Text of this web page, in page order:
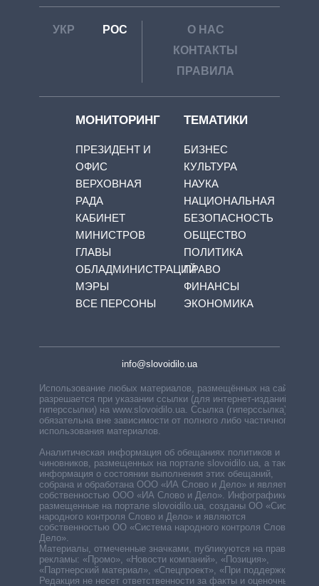
УКР РОС
О НАС
КОНТАКТЫ
ПРАВИЛА
МОНИТОРИНГ
ПРЕЗИДЕНТ И
ОФИС
ВЕРХОВНАЯ
РАДА
КАБИНЕТ
МИНИСТРОВ
ГЛАВЫ
ОБЛАДМИНИСТРАЦИЙ
МЭРЫ
ВСЕ ПЕРСОНЫ
ТЕМАТИКИ
БИЗНЕС
КУЛЬТУРА
НАУКА
НАЦИОНАЛЬНАЯ
БЕЗОПАСНОСТЬ
ОБЩЕСТВО
ПОЛИТИКА
ПРАВО
ФИНАНСЫ
ЭКОНОМИКА
info@slovoidilo.ua
Использование любых материалов, размещённых на сайте,
разрешается при указании ссылки (для интернет-изданий —
гиперссылки) на www.slovoidilo.ua. Ссылка (гиперссылка)
обязательна вне зависимости от полного либо частичного
использования материалов.
Аналитическая информация об обещаниях политиков и
чиновников, размещенных на портале slovoidilo.ua, а также
информация о состоянии выполнения этих обещаний,
собрана и обработана ООО «ИА Слово и Дело» и является
собственностью ООО «ИА Слово и Дело». Инфографики,
размещенные на портале slovoidilo.ua, созданы ОО «Система
народного контроля Слово и Дело» и являются
собственностью ОО «Система народного контроля Слово и
Дело».
Материалы, отмеченные значками, публикуются на правах
рекламы: «Промо», «Новости компаний», «Позиция»,
«Партнерский материал», «Спецпроект», «При поддержке».
Редакция не несет ответственности за факты и оценочные